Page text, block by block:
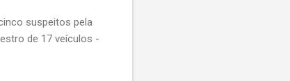
suspeitos pela
de 17 veículos -